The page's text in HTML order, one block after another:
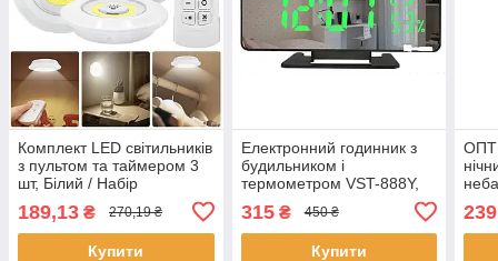
Комплект LED світильників
з пультом та таймером 3
шт, Білий / Набір
Бездротові лед лампи
189,13 ₴ 270,19 ₴
Купити
Електронний годинник з
будильником і
термометром VST-888Y,
Дзеркальний годинник із
зеленим LED
315₴ 450 ₴
Купити
ОПТ